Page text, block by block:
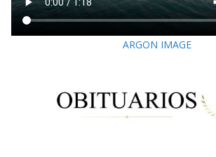
ARGON IMAGE